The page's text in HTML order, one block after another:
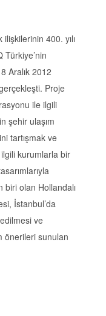
400. yılı
Aralık 2012
Proje
ile ilgili
şehir ulaşım
tartışmak ve
kurumlarla bir
biri olan Hollandalı
İstanbul’da
ve
önerileri sunulan